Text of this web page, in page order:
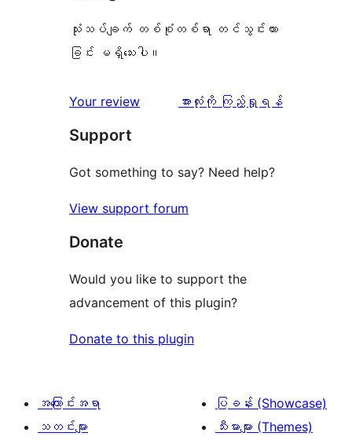
သုံးသပ်ချက် တစ်စုံတစ်ရာ တင်သွင်းထား
ခြင်း မရှိသေးပါ။
Your review
သုံးသပ်
အားလုံးကို ကြည့်ရှုရန်
Support
Got something to say? Need help?
View support forum
Donate
Would you like to support the
advancement of this plugin?
Donate to this plugin
အကြောင်းအရာ
သတင်းများ
ပြခန်း (Showcase)
သီးမားများ (Themes)